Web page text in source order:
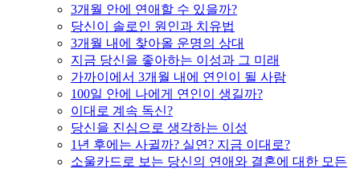
3개월 안에 연애할 수 있을까?
당신이 솔로인 원인과 치유법
3개월 내에 찾아올 운명의 상대
지금 당신을 좋아하는 이성과 그 미래
가까이에서 3개월 내에 연인이 될 사람
100일 안에 나에게 연인이 생길까?
이대로 계속 독신?
당신을 진심으로 생각하는 이성
1년 후에는 사귈까? 실연? 지금 이대로?
소울카드로 보는 당신의 연애와 결혼에 대한 모든